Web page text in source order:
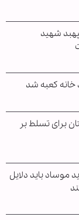
شهید
خانه کعبه شد
برای تسلط بر
باید دلایل